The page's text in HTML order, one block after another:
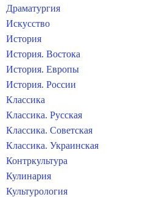
Драматургия
Искусство
История
История. Востока
История. Европы
История. России
Классика
Классика. Русская
Классика. Советская
Классика. Украинская
Контркультура
Кулинария
Культурология